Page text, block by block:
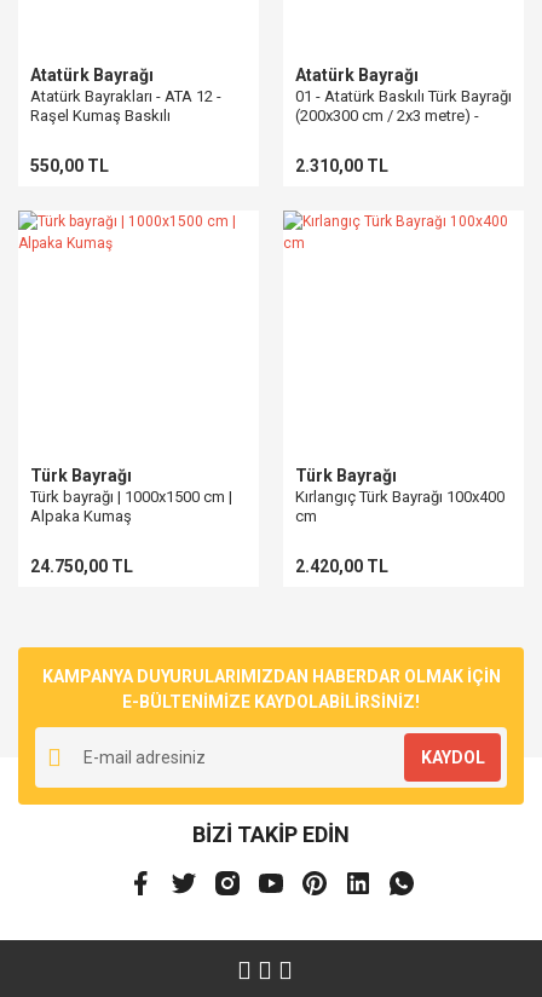
Atatürk Bayrağı
Atatürk Bayrakları - ATA 12 -
Raşel Kumaş Baskılı
550,00 TL
Atatürk Bayrağı
01 - Atatürk Baskılı Türk Bayrağı
(200x300 cm / 2x3 metre) -
2.310,00 TL
Türk Bayrağı
Türk bayrağı | 1000x1500 cm |
Alpaka Kumaş
24.750,00 TL
Türk Bayrağı
Kırlangıç Türk Bayrağı 100x400
cm
2.420,00 TL
KAMPANYA DUYURULARIMIZDAN HABERDAR OLMAK İÇİN
E-BÜLTENİMİZE KAYDOLABİLİRSİNİZ!
KAYDOL
BİZİ TAKİP EDİN